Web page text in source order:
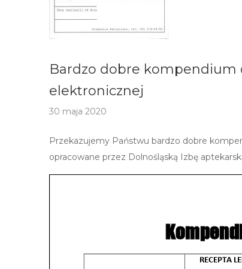
Bardzo dobre kompendium
elektronicznej
30 maja 2020
Przekazujemy Państwu bardzo dobre
opracowane przez Dolnośląską Izbę